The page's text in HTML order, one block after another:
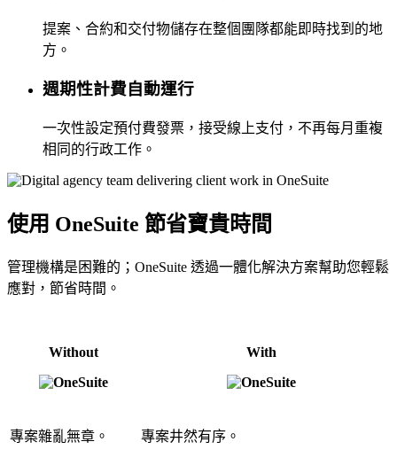
提案、合約和交付物儲存在整個團隊都能即時找到的地
方。
週期性計費自動運行
一次性設定預付費發票，接受線上支付，不再每月重複
相同的行政工作。
使用 OneSuite 節省寶貴時間
管理機構是困難的；OneSuite 透過一體化解決方案幫助您輕鬆
應對，節省時間。
Without With
專案雜亂無章。 專案井然有序。